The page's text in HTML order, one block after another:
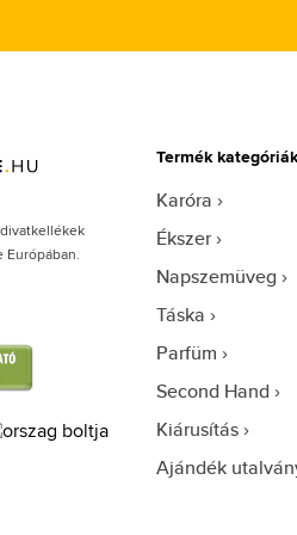
(3)
Termék kategóriák
Karóra
Ékszer
Napszemüveg
Táska
Parfüm
Second Hand
Kiárusítás
Ajándék